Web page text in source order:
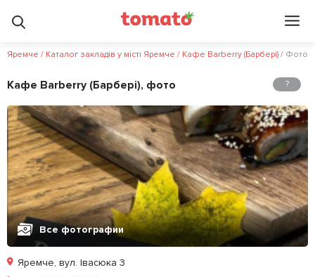
Яремче / Каталог закладів у місті Яремче / Кафе Barberry (Барбері) / Фото
Кафе Barberry (Барбері), фото ?
Все фотографии
Яремче, вул. Івасюка 3